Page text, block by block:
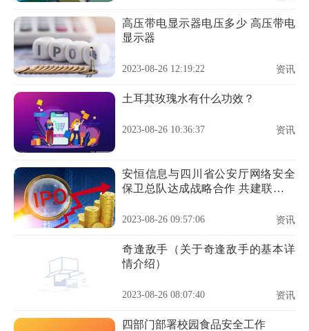
高压带电显示器电压多少 高压带电
显示器
2023-08-26 12:19:22 资讯
土耳其玫瑰水有什么功效？
2023-08-26 10:36:37 资讯
安恒信息与四川省公安厅网络安全
保卫总队达成战略合作 共建联合实
2023-08-26 09:57:06 资讯
奇逢敌手（关于奇逢敌手的基本详
情介绍）
2023-08-26 08:07:40 资讯
四部门部署校园食品安全工作